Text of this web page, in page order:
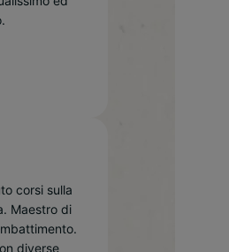
corsi sulla
Maestro di
diverse